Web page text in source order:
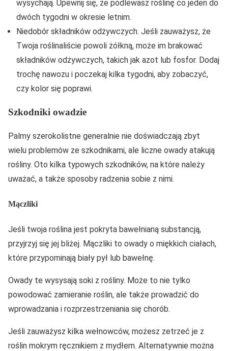
wysychają. Upewnij się, że podlewasz roślinę co jeden do
dwóch tygodni w okresie letnim.
Niedobór składników odżywczych. Jeśli zauważysz, że
Twoja roślinaliście powoli żółkną, może im brakować
składników odżywczych, takich jak azot lub fosfor. Dodaj
trochę nawozu i poczekaj kilka tygodni, aby zobaczyć,
czy kolor się poprawi.
Szkodniki owadzie
Palmy szerokolistne generalnie nie doświadczają zbyt
wielu problemów ze szkodnikami, ale liczne owady atakują
rośliny. Oto kilka typowych szkodników, na które należy
uważać, a także sposoby radzenia sobie z nimi.
Mączliki
Jeśli twoja roślina jest pokryta bawełnianą substancją,
przyjrzyj się jej bliżej. Mączliki to owady o miękkich ciałach,
które przypominają biały pył lub bawełnę.
Owady te wysysają soki z rośliny. Może to nie tylko
powodować zamieranie roślin, ale także prowadzić do
wprowadzania i rozprzestrzeniania się chorób.
Jeśli zauważysz kilka wełnowców, możesz zetrzeć je z
roślin mokrym ręcznikiem z mydłem. Alternatywnie można